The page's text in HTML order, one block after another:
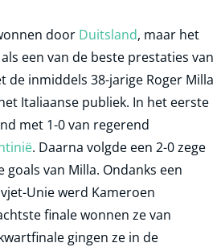
door Duitsland, maar het
een van de beste prestaties van
de inmiddels 38-jarige Roger Milla
Italiaanse publiek. In het eerste
met 1-0 van regerend
. Daarna volgde een 2-0 zege
goals van Milla. Ondanks een
Unie werd Kameroen
finale wonnen ze van
gingen ze in de